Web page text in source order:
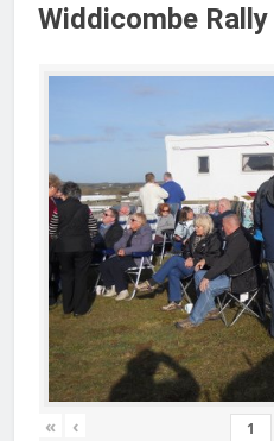
Widdicombe
« ‹